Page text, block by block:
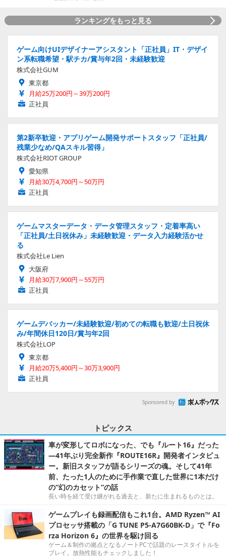
ランキングをもっと見る
ゲーム向けUIデザイナーアシスタント「正社員」IT・デザイ
ン系転職希望・駅チカ/賞与年2回・未経験歓迎
株式会社GUM
東京都
月給25万200円～39万200円
正社員
第2新卒歓迎・アプリゲーム開発サポートスタッフ「正社員/
残業少なめ/QAスキル習得」
株式会社RIOT GROUP
愛知県
月給30万4,700円～50万円
正社員
ゲームマスターデータ・データ管理スタッフ・定着率高い
「正社員/土日祝休み」未経験歓迎・データ入力経験活かせ
る
株式会社Le Lien
大阪府
月給30万7,900円～55万円
正社員
ゲームデバッカー/未経験歓迎/初めての転職も歓迎/土日祝休
み/年間休日120日/賞与年2回
株式会社LOP
東京都
月給20万5,400円～30万3,900円
正社員
Sponsored by
トピックス
車が変形してロボになった、でも『ルート16』だった
―41年ぶり完全新作『ROUTE16R』開発者インタビュ
ー。新旧スタッフが語るシリーズの魂。そして41年
前、たった1人のために手作業で直した世界に1本だけ
の“幻のカセット”の話
長い時を経て受け継がれる過去と、新たに生まれるものとは。
ゲームプレイも録画配信もこれ1台。AMD Ryzen™ AI
プロセッサ搭載の「G TUNE P5-A7G60BK-D」で『Fo
rza Horizon 6』の世界を駆け回る
ゲーム＆制作の拠点となるノートPCで話題のレースタイトルを
プレイ。放熱性能もチェックしました！